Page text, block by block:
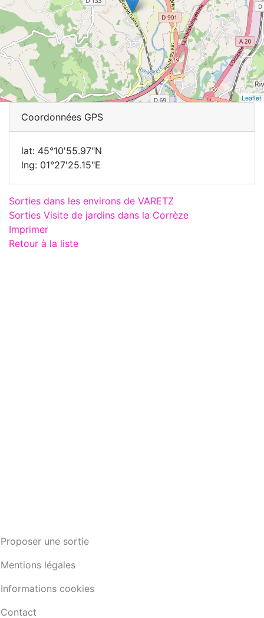
Leaflet
Coordonnées GPS
lat: 45°10'55.97"N
lng: 01°27'25.15"E
Sorties dans les environs de VARETZ
Sorties Visite de jardins dans la Corrèze
Imprimer
Retour à la liste
Proposer une sortie
Mentions légales
Informations cookies
Contact